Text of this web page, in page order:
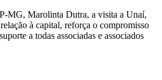
MG, Marolinta Dutra, a visita a Unaí,
à capital, reforça o compromisso
a todas associadas e associados